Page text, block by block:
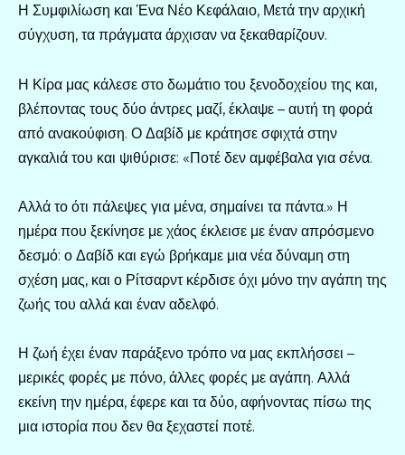
Η Συμφιλίωση και Ένα Νέο Κεφάλαιο, Μετά την αρχική
σύγχυση, τα πράγματα άρχισαν να ξεκαθαρίζουν.
Η Κίρα μας κάλεσε στο δωμάτιο του ξενοδοχείου της και,
βλέποντας τους δύο άντρες μαζί, έκλαψε – αυτή τη φορά
από ανακούφιση. Ο Δαβίδ με κράτησε σφιχτά στην
αγκαλιά του και ψιθύρισε: «Ποτέ δεν αμφέβαλα για σένα.
Αλλά το ότι πάλεψες για μένα, σημαίνει τα πάντα.» Η
ημέρα που ξεκίνησε με χάος έκλεισε με έναν απρόσμενο
δεσμό: ο Δαβίδ και εγώ βρήκαμε μια νέα δύναμη στη
σχέση μας, και ο Ρίτσαρντ κέρδισε όχι μόνο την αγάπη της
ζωής του αλλά και έναν αδελφό.
Η ζωή έχει έναν παράξενο τρόπο να μας εκπλήσσει –
μερικές φορές με πόνο, άλλες φορές με αγάπη. Αλλά
εκείνη την ημέρα, έφερε και τα δύο, αφήνοντας πίσω της
μια ιστορία που δεν θα ξεχαστεί ποτέ.